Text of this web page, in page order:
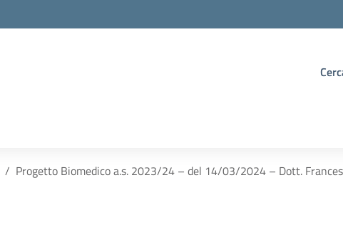
Progetto Biomedico a.s. 2023/24 – del 14/03/2024 – Dott.